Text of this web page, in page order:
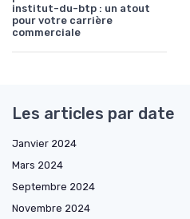
institut-du-btp : un atout
pour votre carrière
commerciale
Les articles par date
Janvier 2024
Mars 2024
Septembre 2024
Novembre 2024